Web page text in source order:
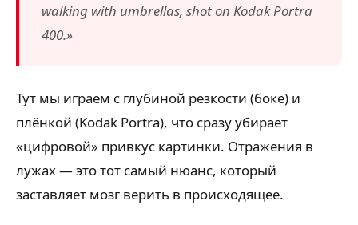
walking with umbrellas, shot on Kodak Portra
400.»
Тут мы играем с глубиной резкости (боке) и
плёнкой (Kodak Portra), что сразу убирает
«цифровой» привкус картинки. Отражения в
лужах — это тот самый нюанс, который
заставляет мозг верить в происходящее.